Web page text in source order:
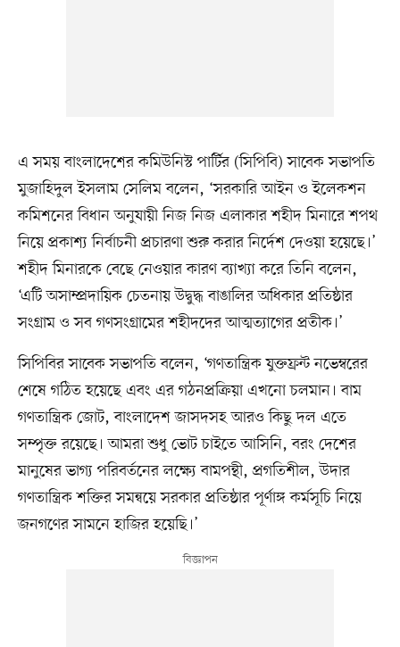
এ সময় বাংলাদেশের কমিউনিস্ট পার্টির (সিপিবি) সাবেক সভাপতি
মুজাহিদুল ইসলাম সেলিম বলেন, ‘সরকারি আইন ও ইলেকশন
কমিশনের বিধান অনুযায়ী নিজ নিজ এলাকার শহীদ মিনারে শপথ
নিয়ে প্রকাশ্য নির্বাচনী প্রচারণা শুরু করার নির্দেশ দেওয়া হয়েছে।’
শহীদ মিনারকে বেছে নেওয়ার কারণ ব্যাখ্যা করে তিনি বলেন,
‘এটি অসাম্প্রদায়িক চেতনায় উদ্বুদ্ধ বাঙালির অধিকার প্রতিষ্ঠার
সংগ্রাম ও সব গণসংগ্রামের শহীদদের আত্মত্যাগের প্রতীক।’
সিপিবির সাবেক সভাপতি বলেন, ‘গণতান্ত্রিক যুক্তফ্রন্ট নভেম্বরের
শেষে গঠিত হয়েছে এবং এর গঠনপ্রক্রিয়া এখনো চলমান। বাম
গণতান্ত্রিক জোট, বাংলাদেশ জাসদসহ আরও কিছু দল এতে
সম্পৃক্ত রয়েছে। আমরা শুধু ভোট চাইতে আসিনি, বরং দেশের
মানুষের ভাগ্য পরিবর্তনের লক্ষ্যে বামপন্থী, প্রগতিশীল, উদার
গণতান্ত্রিক শক্তির সমন্বয়ে সরকার প্রতিষ্ঠার পূর্ণাঙ্গ কর্মসূচি নিয়ে
জনগণের সামনে হাজির হয়েছি।’